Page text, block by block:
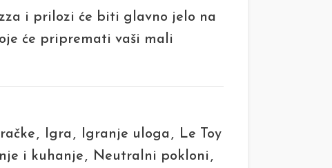
i prilozi će biti glavno jelo na
će pripremati vaši mali
, Igra , Igranje uloga , Le Toy
i kuhanje , Neutralni pokloni ,